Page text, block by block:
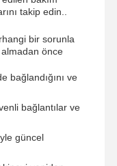
takip edin..
bir sorunla
almadan önce
bağlandığını ve
bağlantılar ve
güncel